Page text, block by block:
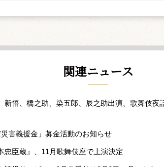
関連ニュース
新悟、橋之助、染五郎、辰之助出演、歌舞伎
災害義援金」募金活動のお知らせ
忠臣蔵』、11月歌舞伎座で上演決定